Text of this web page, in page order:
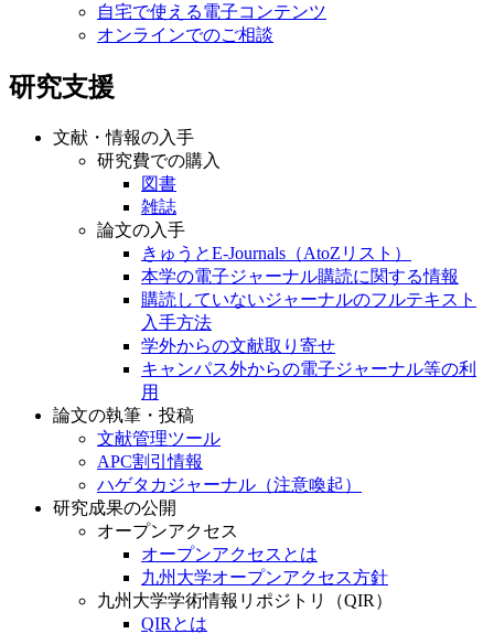
自宅で使える電子コンテンツ
オンラインでのご相談
研究支援
文献・情報の入手
研究費での購入
図書
雑誌
論文の入手
きゅうとE-Journals（AtoZリスト）
本学の電子ジャーナル購読に関する情報
購読していないジャーナルのフルテキスト
入手方法
学外からの文献取り寄せ
キャンパス外からの電子ジャーナル等の利
用
論文の執筆・投稿
文献管理ツール
APC割引情報
ハゲタカジャーナル（注意喚起）
研究成果の公開
オープンアクセス
オープンアクセスとは
九州大学オープンアクセス方針
九州大学学術情報リポジトリ（QIR）
QIRとは